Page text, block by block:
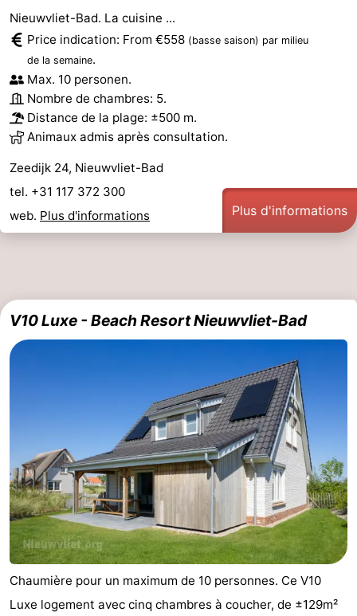
Nieuwvliet-Bad. La cuisine ...
Price indication: From €558 (basse saison) par milieu
de la semaine.
Max. 10 personen.
Nombre de chambres: 5.
Distance de la plage: ±500 m.
Animaux admis après consultation.
Zeedijk 24, Nieuwvliet-Bad
tel. +31 117 372 300
web. Plus d'informations Plus d'informations
V10 Luxe - Beach Resort Nieuwvliet-Bad
Chaumière pour un maximum de 10 personnes. Ce V10
Luxe logement avec cinq chambres à coucher, de ±129m²